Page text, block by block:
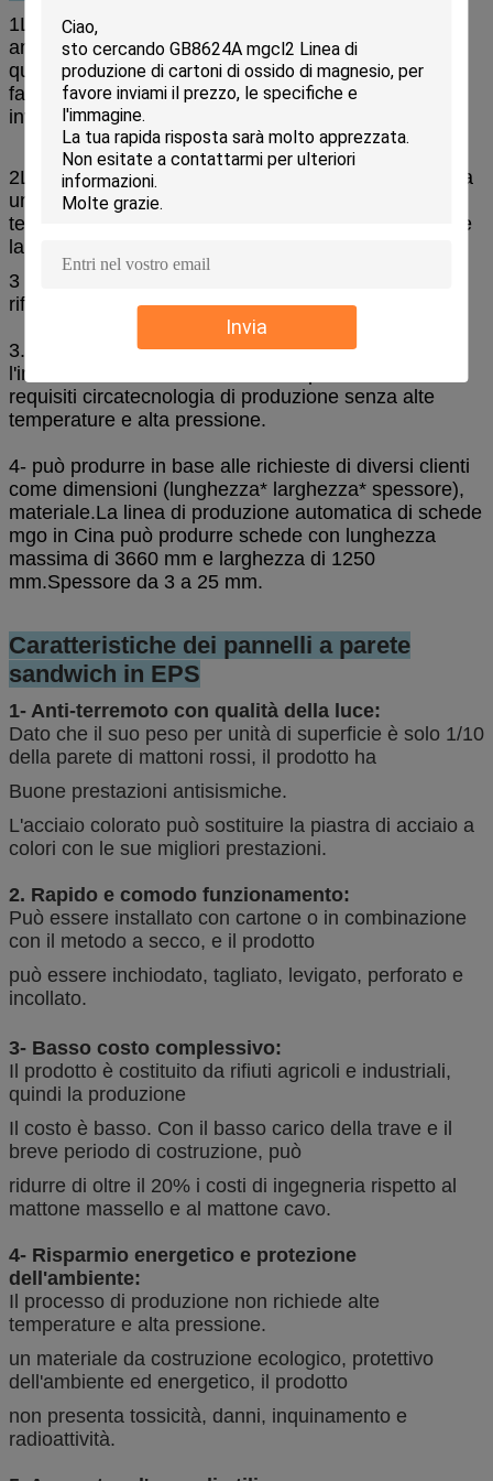
Invia
1La fonte delle materie prime di produzione è
ampiamente diffusa senza restrizioni regionali.
quadro è formato una sola volta dalla macchina. è
facile da usare, basso costo di produzione, piccolo
investimento e rapida efficacia.
2La linea di produzione automatica di cartoni mgo ha
un alto grado di automazione, una semplice
tecnologia di produzione, un basso lavoro
l'intensità e
la linea di produzione è senza rumore e
3 rifiuti (acqua di scarico, gas di scarico e residui di
rifiuti) durante il processo didi produzione.
3. basso consumo energetico di produzione. con
l'influenza della reazione chimica, può soddisfare i
requisiti circatecnologia di produzione senza alte
temperature e alta pressione.
4- può produrre in base alle richieste di diversi clienti
come dimensioni (lunghezza* larghezza* spessore),
materiale.La linea di produzione automatica di schede
mgo in Cina può produrre schede con lunghezza
massima di 3660 mm e larghezza di 1250
mm.Spessore da 3 a 25 mm.
Caratteristiche dei pannelli a parete
sandwich in EPS
1- Anti-terremoto con qualità della luce:
Dato che il suo peso per unità di superficie è solo 1/10
della parete di mattoni rossi, il prodotto ha
Buone prestazioni antisismiche.
L'acciaio colorato può sostituire la piastra di acciaio a
colori con le sue migliori prestazioni.
2. Rapido e comodo funzionamento:
Può essere installato con cartone o in combinazione
con il metodo a secco, e il prodotto
può essere inchiodato, tagliato, levigato, perforato e
incollato.
3- Basso costo complessivo:
Il prodotto è costituito da rifiuti agricoli e industriali,
quindi la produzione
Il costo è basso. Con il basso carico della trave e il
breve periodo di costruzione, può
ridurre di oltre il 20% i costi di ingegneria rispetto al
mattone massello e al mattone cavo.
4- Risparmio energetico e protezione
dell'ambiente:
Il processo di produzione non richiede alte
temperature e alta pressione.
un materiale da costruzione ecologico, protettivo
dell'ambiente ed energetico, il prodotto
non presenta tossicità, danni, inquinamento e
radioattività.